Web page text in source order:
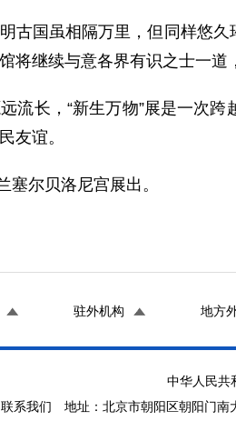
古国虽相隔万里，但同样悠
将继续与意各界有识之士一道
流长，“新生万物”展是一次
友谊。
塞尔贝洛尼宫展出。
驻外机构 地方
中华人民
联系我们 地址：北京市朝阳区朝阳门